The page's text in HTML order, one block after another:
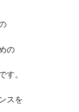
の
す。
スを